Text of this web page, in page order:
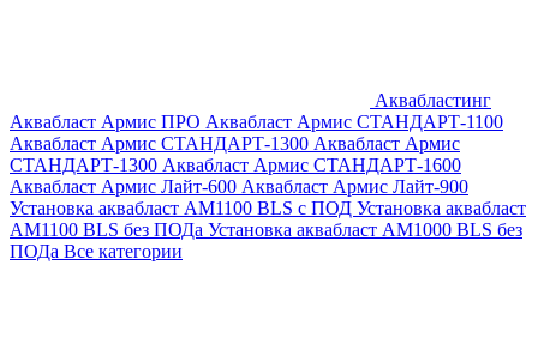
Аквабластинг
Аквабласт Армис ПРО Аквабласт Армис СТАНДАРТ-1100
Аквабласт Армис СТАНДАРТ-1300 Аквабласт Армис
СТАНДАРТ-1300 Аквабласт Армис СТАНДАРТ-1600
Аквабласт Армис Лайт-600 Аквабласт Армис Лайт-900
Установка аквабласт AM1100 BLS с ПОД Установка аквабласт
AM1100 BLS без ПОДа Установка аквабласт AM1000 BLS без
ПОДа Все категории